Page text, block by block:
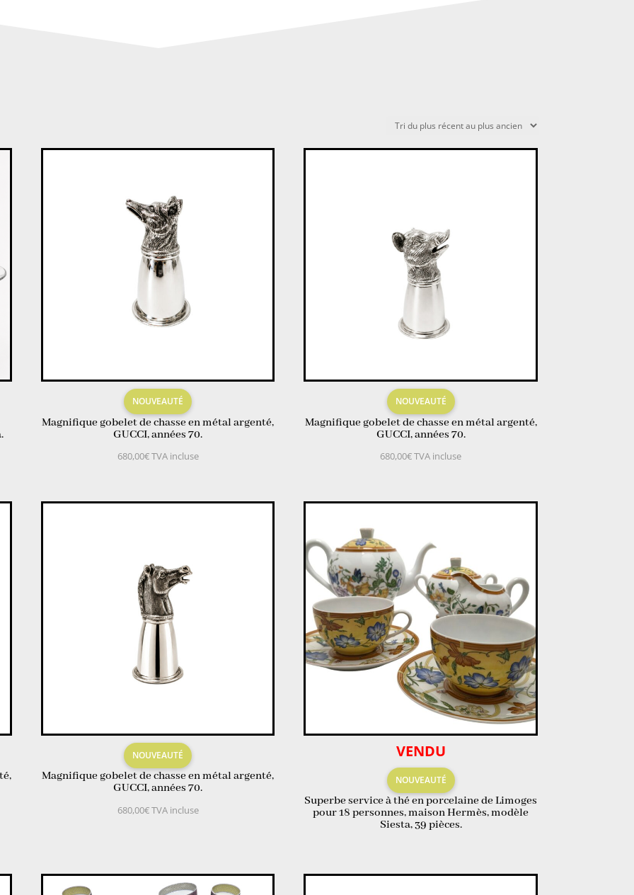
NOUVEAUTÉ
Magnifique gobelet de chasse en métal argenté,
GUCCI, années 70.
680,00€TVA incluse
NOUVEAUTÉ
Magnifique gobelet de chasse en métal argenté,
GUCCI, années 70.
680,00€TVA incluse
NOUVEAUTÉ
Magnifique gobelet de chasse en métal argenté,
GUCCI, années 70.
680,00€TVA incluse
VENDU
NOUVEAUTÉ
Superbe service à thé en porcelaine de Limoges
pour 18 personnes, maison Hermès, modèle
Siesta, 39 pièces.